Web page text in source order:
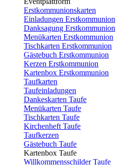
Erstkommunionskarten
Einladungen Erstkommunion
Danksagung Erstkommunion
Menükarten Erstkommunion
Tischkarten Erstkommunion
Gästebuch Erstkommunion
Kerzen Erstkommunion
Kartenbox Erstkommunion
Taufkarten
Taufeinladungen
Dankeskarten Taufe
Menükarten Taufe
Tischkarten Taufe
Kirchenheft Taufe
Taufkerzen
Gästebuch Taufe
Kartenbox Taufe
Willkommensschilder Taufe